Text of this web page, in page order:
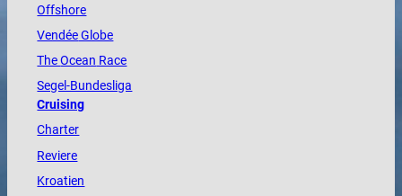
Offshore
VendéeGlobe
TheOcean Race
Segel-Bundesliga
Cruising
Charter
Reviere
Kroatien